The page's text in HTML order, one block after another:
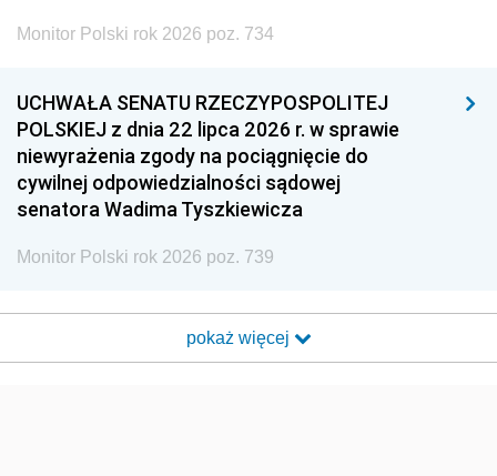
Monitor Polski rok 2026 poz. 734
UCHWAŁA SENATU RZECZYPOSPOLITEJ
POLSKIEJ z dnia 22 lipca 2026 r. w sprawie
niewyrażenia zgody na pociągnięcie do
cywilnej odpowiedzialności sądowej
senatora Wadima Tyszkiewicza
Monitor Polski rok 2026 poz. 739
pokaż więcej